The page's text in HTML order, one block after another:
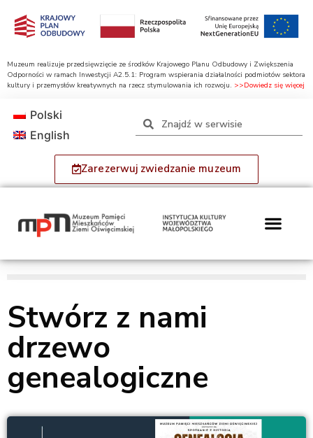
Muzeum realizuje przedsięwzięcie ze środków Krajowego Planu Odbudowy i Zwiększenia
Odporności w ramach Inwestycji A2.5.1: Program wspierania działalności podmiotów sektora
kultury i przemysłów kreatywnych na rzecz stymulowania ich rozwoju. >>Dowiedz się więcej
Zarezerwuj zwiedzanie muzeum
Polski
English
Stwórz z nami
drzewo
genealogiczne